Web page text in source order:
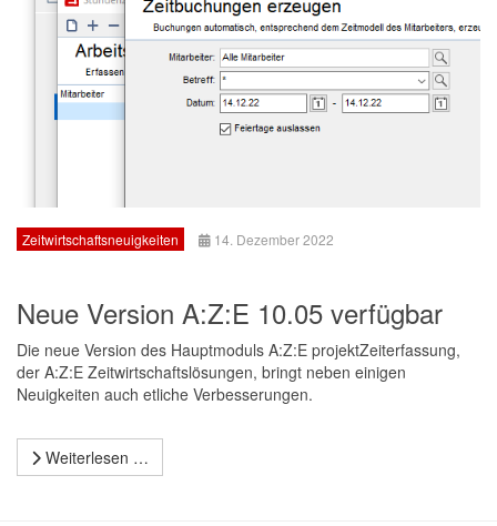
Zeitwirtschaftsneuigkeiten 14. Dezember 2022
Neue Version A:Z:E 10.05 verfügbar
Die neue Version des Hauptmoduls A:Z:E projektZeiterfassung,
der A:Z:E Zeitwirtschaftslösungen, bringt neben einigen
Neuigkeiten auch etliche Verbesserungen.
Weiterlesen …